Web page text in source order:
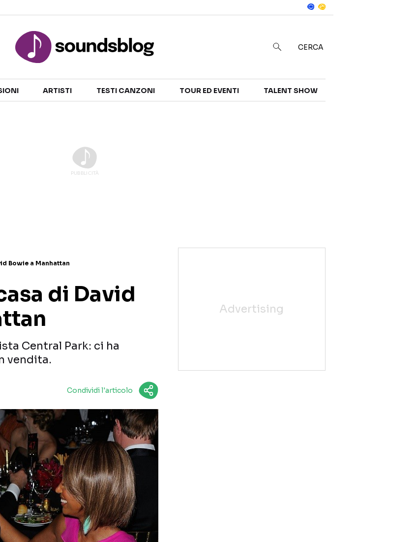
TALENT SHOW
CERCA
ARTISTI TESTI CANZONI TOUR ED EVENTI TALENT SHOW
Bowie a Manhattan
di David
Central Park: ci ha
vendita.
Condividi l'articolo